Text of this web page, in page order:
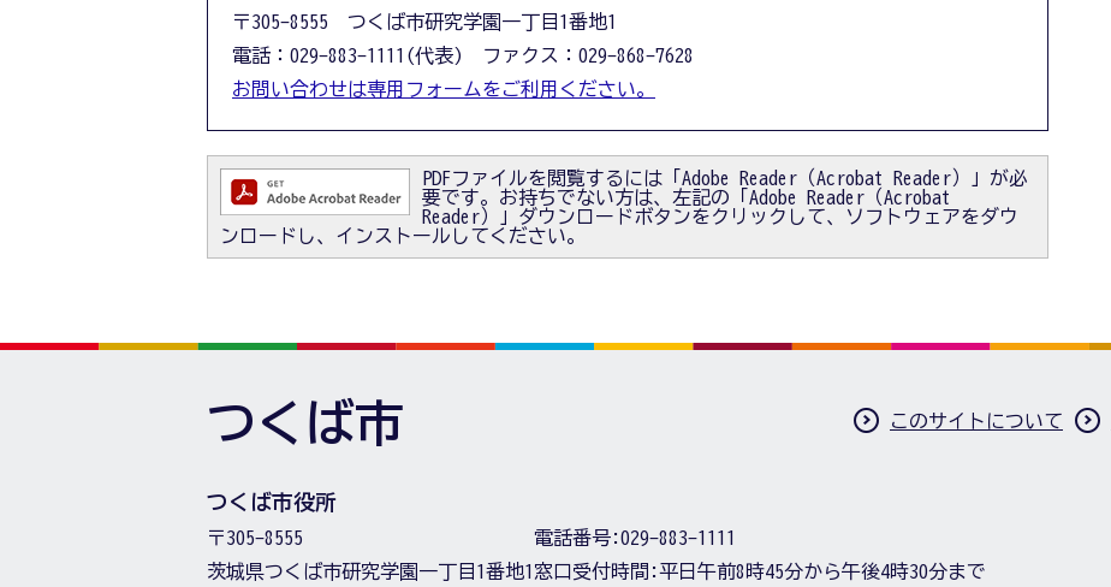
〒305-8555 つくば市研究学園一丁目1番地1
電話：029-883-1111(代表) ファクス：029-868-7628
お問い合わせは専用フォームをご利用ください。
PDFファイルを閲覧するには「Adobe Reader（Acrobat Reader）」が必
要です。お持ちでない方は、左記の「Adobe Reader（Acrobat
Reader）」ダウンロードボタンをクリックして、ソフトウェアをダウ
ンロードし、インストールしてください。
つくば市 このサイトについて
つくば市役所
〒305-8555
茨城県つくば市研究学園一丁目1番地1
電話番号:029-883-1111
窓口受付時間:平日午前8時45分から午後4時30分まで